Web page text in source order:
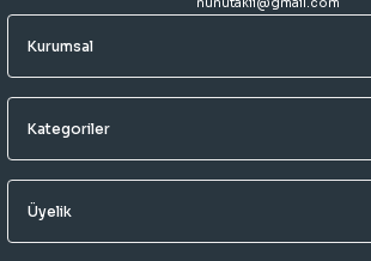
Kurumsal
Kategoriler
Üyelik